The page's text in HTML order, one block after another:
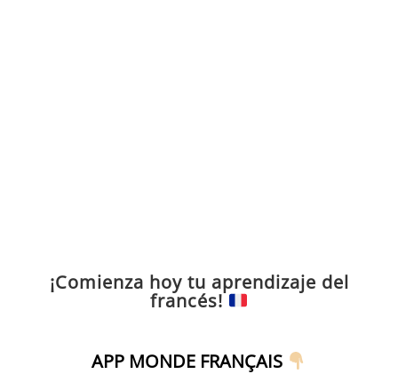
¡Comienza hoy tu aprendizaje del
francés!
APP MONDE FRANÇAIS